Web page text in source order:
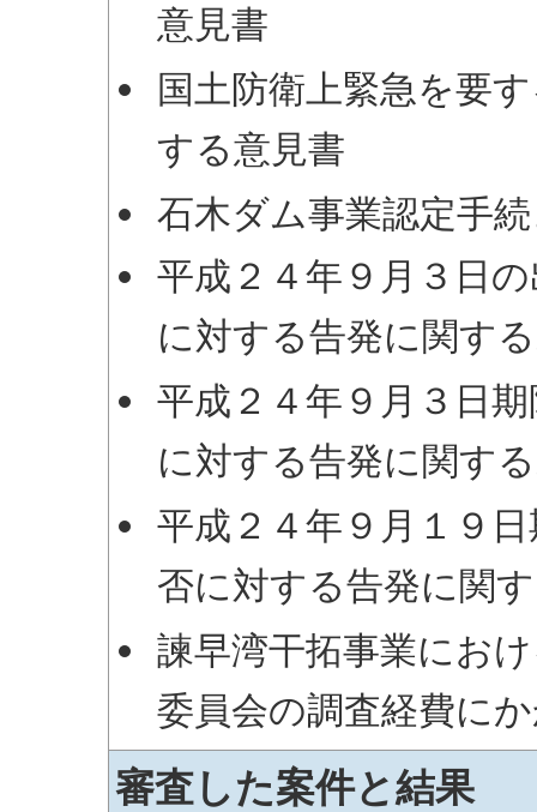
意見書
国土防衛上緊急を要
する意見書
石木ダム事業認定手
平成２４年９月３日
に対する告発に関す
平成２４年９月３日
に対する告発に関す
平成２４年９月１９
否に対する告発に関
諫早湾干拓事業にお
委員会の調査経費に
審査した案件と結果